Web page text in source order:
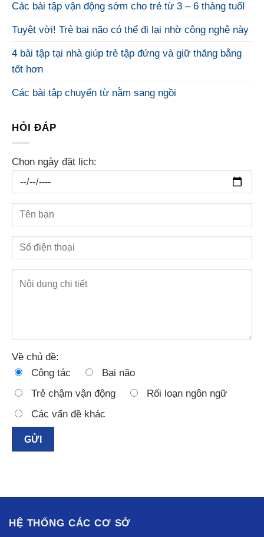
Các bài tập vận động sớm cho trẻ từ 3 – 6 tháng tuổI
Tuyệt vời! Trẻ bại não có thể đi lại nhờ công nghệ này
4 bài tập tại nhà giúp trẻ tập đứng và giữ thăng bằng
tốt hơn
Các bài tập chuyển từ nằm sang ngồi
HỎI ĐÁP
Chọn ngày đặt lịch:
Về chủ đề:
Công tác
Bại não
Trẻ chậm vận động
Rối loạn ngôn ngữ
Các vấn đề khác
HỆ THỐNG CÁC CƠ SỞ